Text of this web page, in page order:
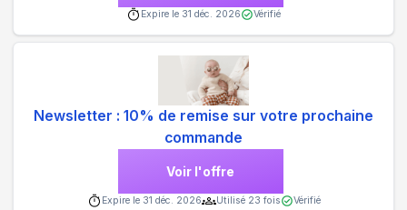
Expire le 31 déc. 2026 Vérifié
Newsletter : 10% de remise sur votre prochaine
commande
Voir l'offre
Expire le 31 déc. 2026 Utilisé 23 fois Vérifié